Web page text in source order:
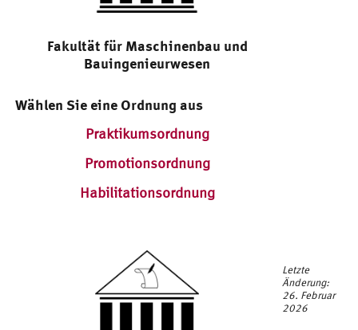
Fakultät für Maschinenbau und
Bauingenieurwesen
Wählen Sie eine Ordnung aus
Praktikumsordnung
Promotionsordnung
Habilitationsordnung
Letzte
Änderung:
26. Februar
2026